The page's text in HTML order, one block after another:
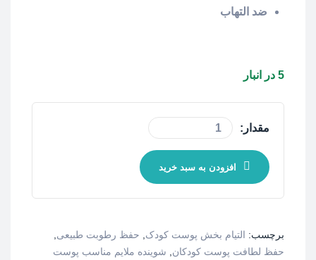
ضد التهاب
5 در انبار
مقدار:
افزودن به سبد خرید
برچسب: التیام بخش پوست کودک حفظ رطوبت طبیعی
حفظ لطافت پوست کودکان
شوینده ملایم مناسب پوست